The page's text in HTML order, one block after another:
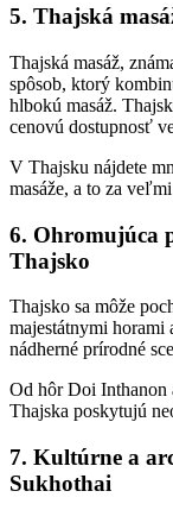
5. Thajská
Thajská masáž,
spôsob, ktorý
hlbokú masáž.
cenovú dostupnosť
V Thajsku nájdete
masáže, a to za
6. Ohromujúca
Thajsko
Thajsko sa môže
majestátnymi
nádherné prírodné
Od hôr Doi Inthanon
Thajska poskytujú
7. Kultúrne a
Sukhothai